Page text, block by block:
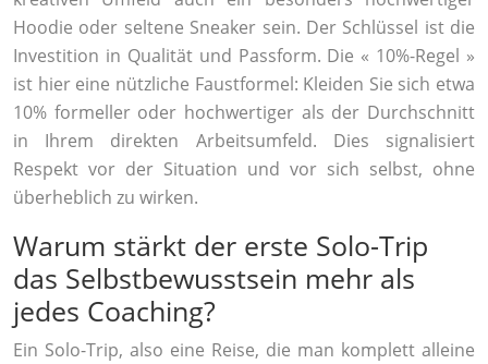
Hoodie oder seltene Sneaker sein. Der Schlüssel ist die
Investition in Qualität und Passform. Die « 10%-Regel »
ist hier eine nützliche Faustformel: Kleiden Sie sich etwa
10% formeller oder hochwertiger als der Durchschnitt
in Ihrem direkten Arbeitsumfeld. Dies signalisiert
Respekt vor der Situation und vor sich selbst, ohne
überheblich zu wirken.
Warum stärkt der erste Solo-Trip
das Selbstbewusstsein mehr als
jedes Coaching?
Ein Solo-Trip, also eine Reise, die man komplett alleine